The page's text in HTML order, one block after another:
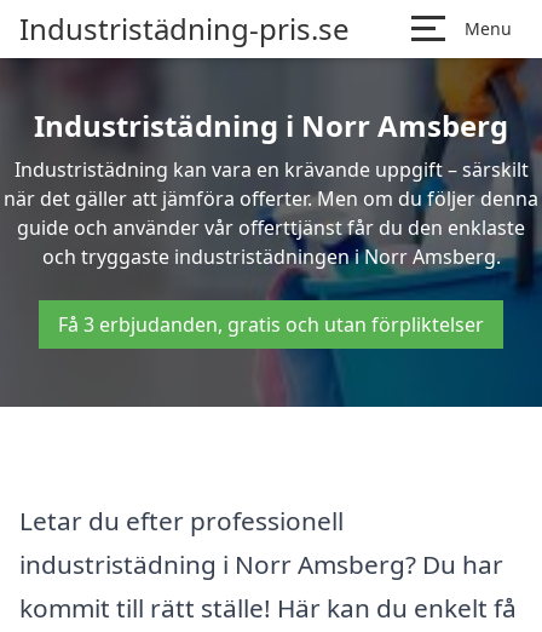
Industristädning-pris.se Menu
Industristädning i Norr Amsberg
Industristädning kan vara en krävande uppgift – särskilt
när det gäller att jämföra offerter. Men om du följer denna
guide och använder vår offerttjänst får du den enklaste
och tryggaste industristädningen i Norr Amsberg.
Få 3 erbjudanden, gratis och utan förpliktelser
Letar du efter professionell
industristädning i Norr Amsberg? Du har
kommit till rätt ställe! Här kan du enkelt få